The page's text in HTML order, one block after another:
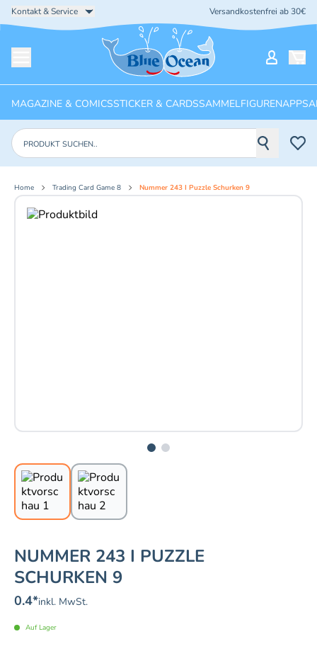
Kontakt & Service Versandkostenfrei ab 30€
Startseite
MAGAZINE & COMICSSTICKER & CARDSSAMMELFIGURENAPPS
Produkte suchen
Home Trading Card Game 8 Nummer 243 I Puzzle Schurken 9
Aktuelles Bild: 1 von 2
NUMMER 243 I PUZZLE
SCHURKEN 9
0.4*inkl. MwSt.
Auf Lager